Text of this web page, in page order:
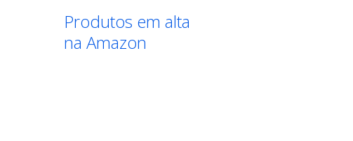
Produtos em alta
na Amazon